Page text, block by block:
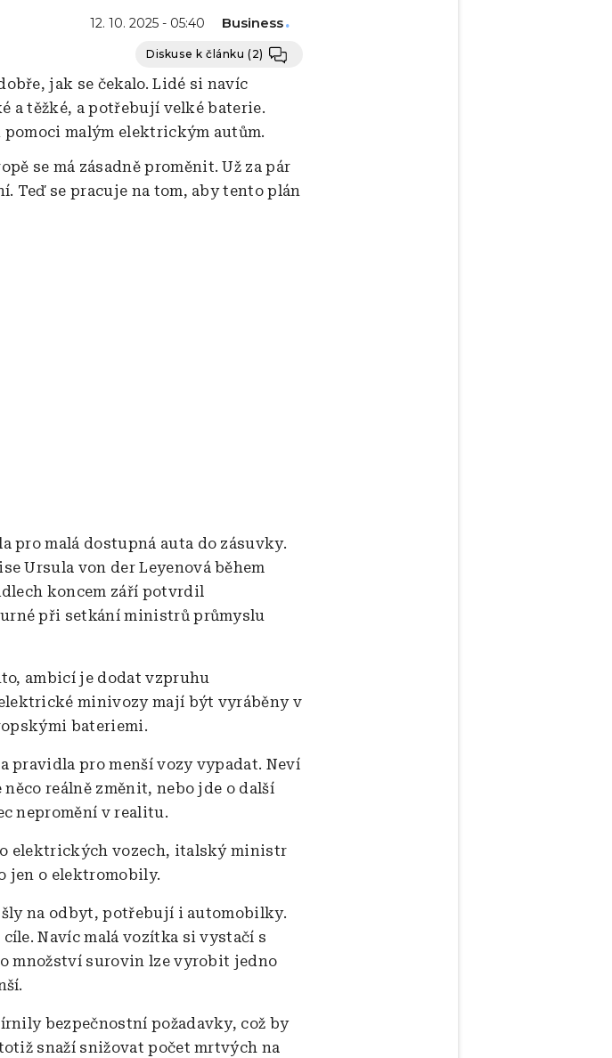
12. 10. 2025 - 05:40 Business
Diskuse k článku(2)
jak se čekalo. Lidé si navíc
a těžké, a potřebují velké baterie.
malým elektrickým autům.
se má zásadně proměnit. Už za pár
Teď se pracuje na tom, aby tento plán
pro malá dostupná auta do zásuvky.
Ursula von der Leyenová během
koncem září potvrdil
při setkání ministrů průmyslu
ambicí je dodat vzpruhu
minivozy mají být vyráběny v
bateriemi.
pravidla pro menší vozy vypadat. Neví
reálně změnit, nebo jde o další
nepromění v realitu.
elektrických vozech, italský ministr
jen o elektromobily.
na odbyt, potřebují i automobilky.
Navíc malá vozítka si vystačí s
množství surovin lze vyrobit jedno
bezpečnostní požadavky, což by
snaží snižovat počet mrtvých na